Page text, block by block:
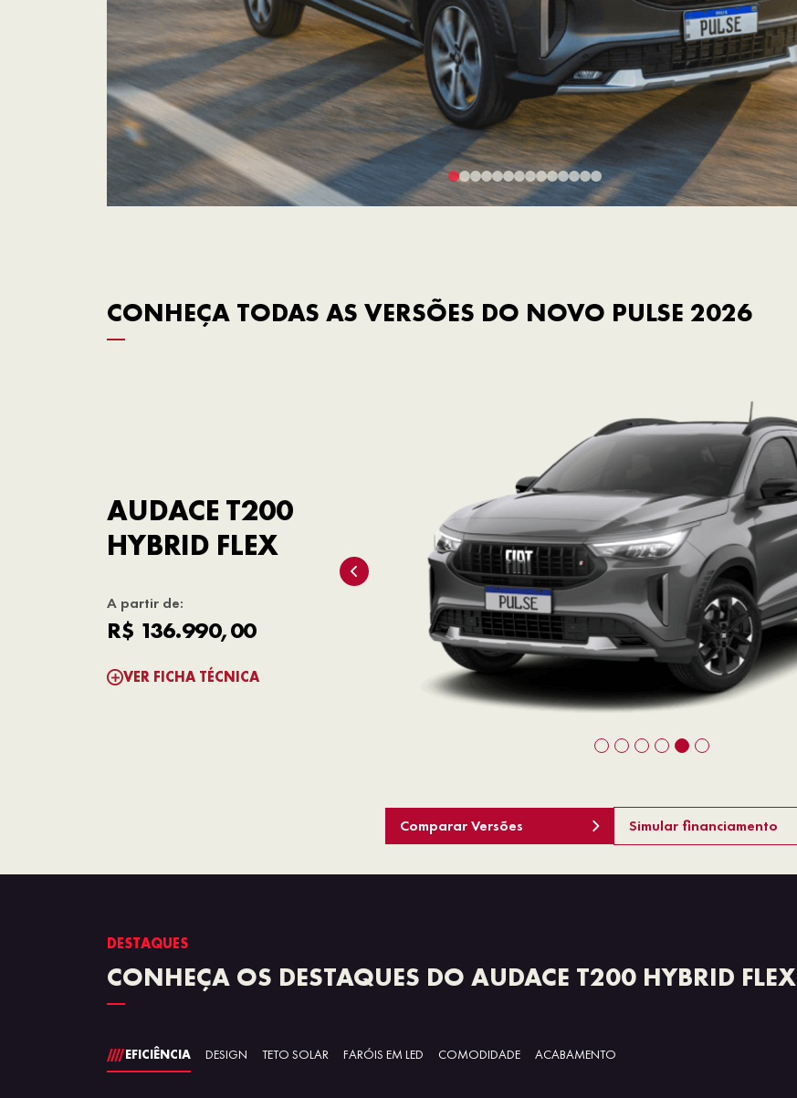
CONHEÇA TODAS AS VERSÕES DO NOVO PULSE 2026
AUDACE T200
HYBRID FLEX
A partir de:
R$ 136.990,00
VER FICHA TÉCNICA
Comparar Versões
Simular financiamento
DESTAQUES
CONHEÇA OS DESTAQUES DO AUDACE T200 HYBRID FLEX
EFICIÊNCIA DESIGN TETO SOLAR FARÓIS EM LED COMODIDADE ACABAMENTO